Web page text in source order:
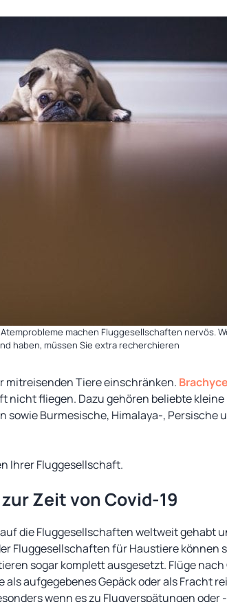
machen Fluggesellschaften nervös.
haben, müssen Sie extra recherchieren
mitreisenden Tiere einschränken.
nicht fliegen. Dazu gehören beliebte
sowie Burmesische, Himalaya-, Persische
Ihrer Fluggesellschaft.
Zeit von Covid-19
die Fluggesellschaften weltweit gehabt
Fluggesellschaften für Haustiere können
sogar komplett ausgesetzt. Flüge
aufgegebenes Gepäck oder als Fracht
wenn es zu Flugverspätungen oder